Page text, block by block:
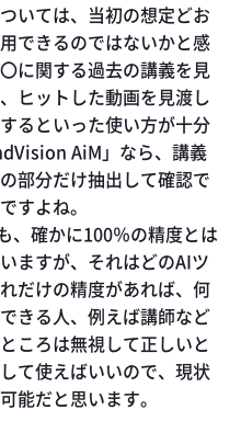
いては、当初の想定どお
できるのではないかと感
に関する過去の講義を見
ヒットした動画を見渡し
るといった使い方が十分
AiM」なら、講義
部分だけ抽出して確認で
すよね。
、確かに100％の精度とは
ますが、それはどのAIツ
だけの精度があれば、何
きる人、例えば講師など
ころは無視して正しいと
て使えばいいので、現状
能だと思います。